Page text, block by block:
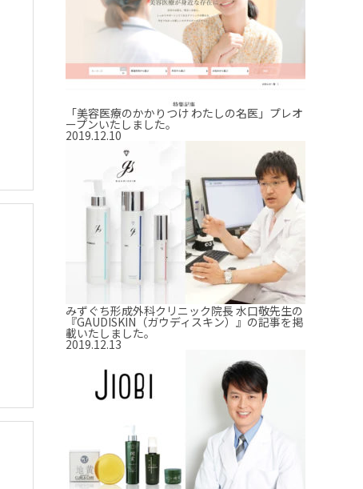
「美容医療のかかりつけ わたしの名医」プレオ
ープンいたしました。
2019.12.10
みずぐち形成外科クリニック院長 水口敬先生の
『GAUDISKIN（ガウディスキン）』の記事を掲
載いたしました。
2019.12.13